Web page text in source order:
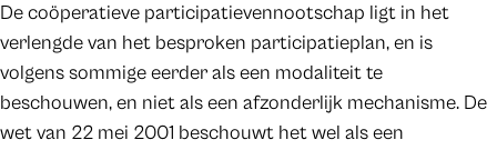
De coöperatieve participatievennootschap ligt in het
verlengde van het besproken participatieplan, en is
volgens sommige eerder als een modaliteit te
beschouwen, en niet als een afzonderlijk mechanisme. De
wet van 22 mei 2001 beschouwt het wel als een